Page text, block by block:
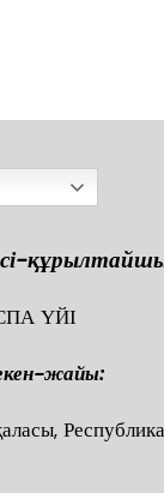
ҮЙІ
жайы: